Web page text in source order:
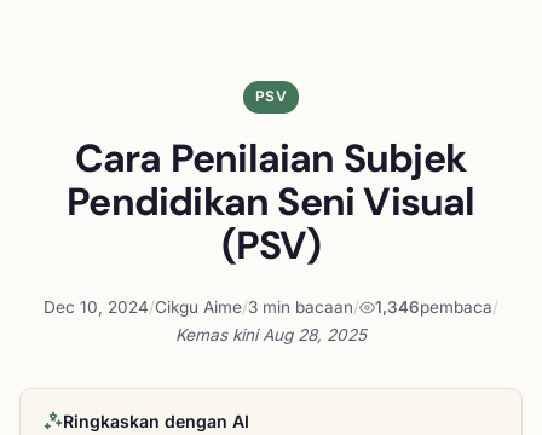
PSV
Cara Penilaian Subjek
Pendidikan Seni Visual
(PSV)
Dec 10, 2024/Cikgu Aime/3 min bacaan/ 1,346pembaca/
Kemas kiniAug 28, 2025
Ringkaskan dengan AI